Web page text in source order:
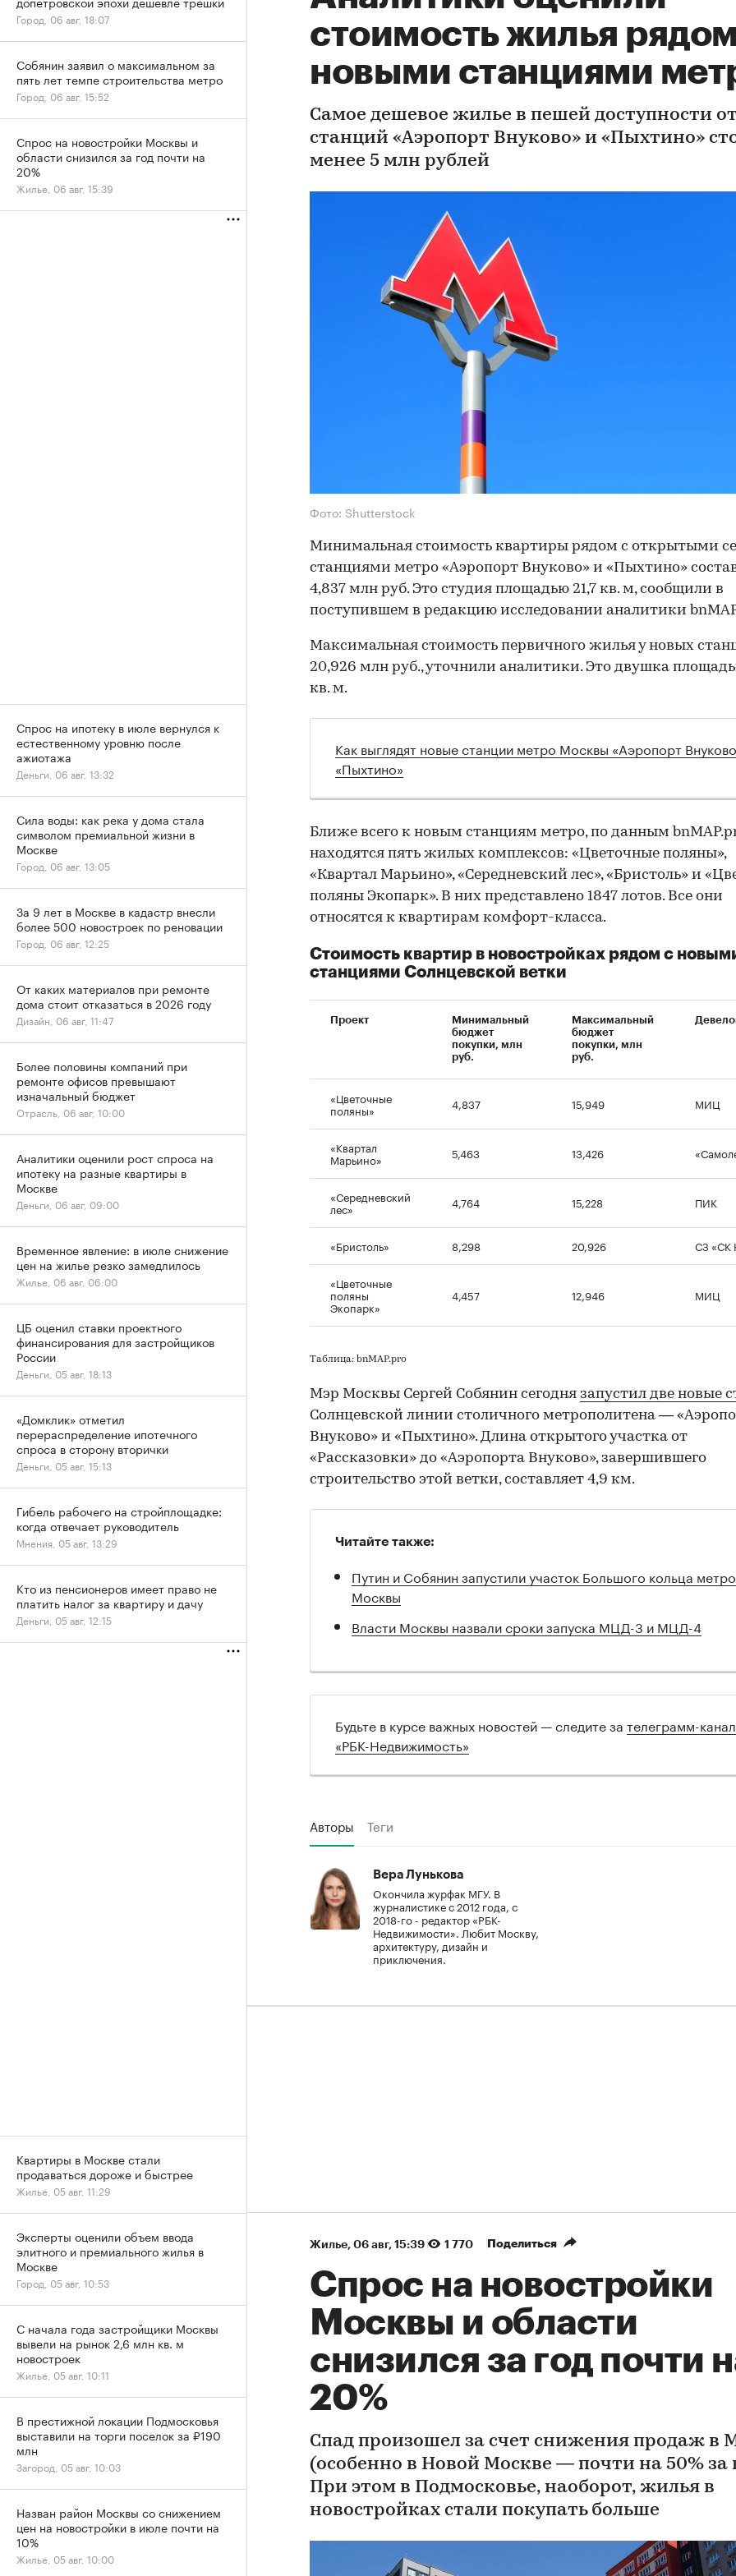
стоимость жилья
новыми станциями
Самое дешевое жилье в пешей доступности
станций «Аэропорт Внуково» и «Пыхтино»
менее 5 млн рублей
Фото: Shutterstock
Минимальная стоимость квартиры рядом с открытыми
станциями метро «Аэропорт Внуково» и «Пыхтино»
4,837 млн руб. Это студия площадью 21,7 кв. м, сообщили в
поступившем в редакцию исследовании аналитики
Максимальная стоимость первичного жилья у новых
20,926 млн руб., уточнили аналитики. Это двушка
кв. м.
Как выглядят новые станции метро Москвы «Аэропорт
«Пыхтино»
Ближе всего к новым станциям метро, по данным
находятся пять жилых комплексов: «Цветочные поляны»,
«Квартал Марьино», «Середневский лес», «Бристоль» и
поляны Экопарк». В них представлено 1847 лотов. Все они
относятся к квартирам комфорт-класса.
Стоимость квартир в новостройках рядом с
станциями Солнцевской ветки
Проект
Минимальный
бюджет
покупки, млн
руб.
Максимальный
бюджет
покупки, млн
руб.
«Цветочные
поляны» 4,837 15,949 МИЦ
«Квартал
Марьино» 5,463 13,426
«Середневский
лес» 4,764 15,228 ПИК
«Бристоль» 8,298 20,926 СЗ «СК
«Цветочные
поляны
Экопарк»
4,457 12,946 МИЦ
Таблица: bnMAP.pro
Мэр Москвы Сергей Собянин сегодня запустил две новые
Солнцевской линии столичного метрополитена —
Внуково» и «Пыхтино». Длина открытого участка от
«Рассказовки» до «Аэропорта Внуково», завершившего
строительство этой ветки, составляет 4,9 км.
Читайте также:
Путин и Собянин запустили участок Большого кольца метро
Москвы
Власти Москвы назвали сроки запуска МЦД-3 и МЦД-4
Будьте в курсе важных новостей — следите за телеграмм-
«РБК-Недвижимость»
Авторы Теги
Вера Лунькова
Окончила журфак МГУ. В
журналистике с 2012 года, с
2018-го - редактор «РБК-
Недвижимости». Любит Москву,
архитектуру, дизайн и
приключения.
Жилье⁠, 06 авг, 15:39 1 770 Поделиться
Спрос на новостройки
Москвы и области
снизился за год почти
20%
Спад произошел за счет снижения продаж в
(особенно в Новой Москве — почти на 50% за
При этом в Подмосковье, наоборот, жилья в
новостройках стали покупать больше
Город, 06 авг, 18:07
Собянин заявил о максимальном за
пять лет темпе строительства метро
Город, 06 авг, 15:52
Спрос на новостройки Москвы и
области снизился за год почти на
20%
Жилье, 06 авг, 15:39
Спрос на ипотеку в июле вернулся к
естественному уровню после
ажиотажа
Деньги, 06 авг, 13:32
Сила воды: как река у дома стала
символом премиальной жизни в
Москве
Город, 06 авг, 13:05
За 9 лет в Москве в кадастр внесли
более 500 новостроек по реновации
Город, 06 авг, 12:25
От каких материалов при ремонте
дома стоит отказаться в 2026 году
Дизайн, 06 авг, 11:47
Более половины компаний при
ремонте офисов превышают
изначальный бюджет
Отрасль, 06 авг, 10:00
Аналитики оценили рост спроса на
ипотеку на разные квартиры в
Москве
Деньги, 06 авг, 09:00
Временное явление: в июле снижение
цен на жилье резко замедлилось
Жилье, 06 авг, 06:00
ЦБ оценил ставки проектного
финансирования для застройщиков
России
Деньги, 05 авг, 18:13
«Домклик» отметил
перераспределение ипотечного
спроса в сторону вторички
Деньги, 05 авг, 15:13
Гибель рабочего на стройплощадке:
когда отвечает руководитель
Мнения, 05 авг, 13:29
Кто из пенсионеров имеет право не
платить налог за квартиру и дачу
Деньги, 05 авг, 12:15
Квартиры в Москве стали
продаваться дороже и быстрее
Жилье, 05 авг, 11:29
Эксперты оценили объем ввода
элитного и премиального жилья в
Москве
Город, 05 авг, 10:53
С начала года застройщики Москвы
вывели на рынок 2,6 млн кв. м
новостроек
Жилье, 05 авг, 10:11
В престижной локации Подмосковья
выставили на торги поселок за ₽190
млн
Загород, 05 авг, 10:03
Назван район Москвы со снижением
цен на новостройки в июле почти на
10%
Жилье, 05 авг, 10:00